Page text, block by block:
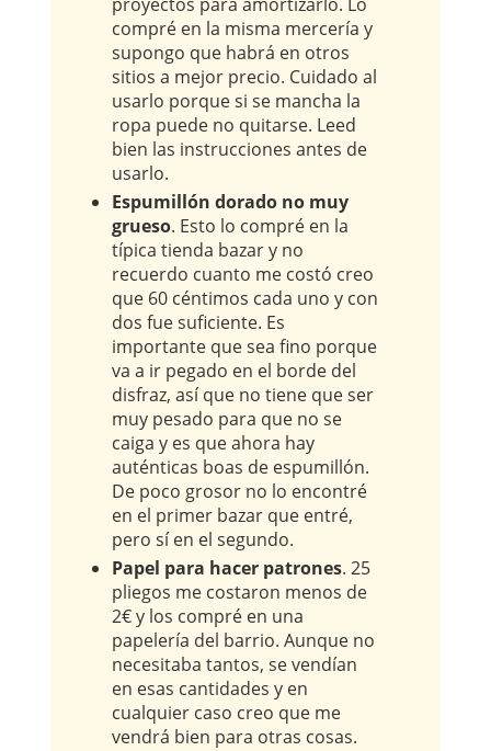
compré en la misma mercería y
supongo que habrá en otros
sitios a mejor precio. Cuidado al
usarlo porque si se mancha la
ropa puede no quitarse. Leed
bien las instrucciones antes de
usarlo.
Espumillón dorado no muy
grueso. Esto lo compré en la
típica tienda bazar y no
recuerdo cuanto me costó creo
que 60 céntimos cada uno y con
dos fue suficiente. Es
importante que sea fino porque
va a ir pegado en el borde del
disfraz, así que no tiene que ser
muy pesado para que no se
caiga y es que ahora hay
auténticas boas de espumillón.
De poco grosor no lo encontré
en el primer bazar que entré,
pero sí en el segundo.
Papel para hacer patrones. 25
pliegos me costaron menos de
2€ y los compré en una
papelería del barrio. Aunque no
necesitaba tantos, se vendían
en esas cantidades y en
cualquier caso creo que me
vendrá bien para otras cosas.